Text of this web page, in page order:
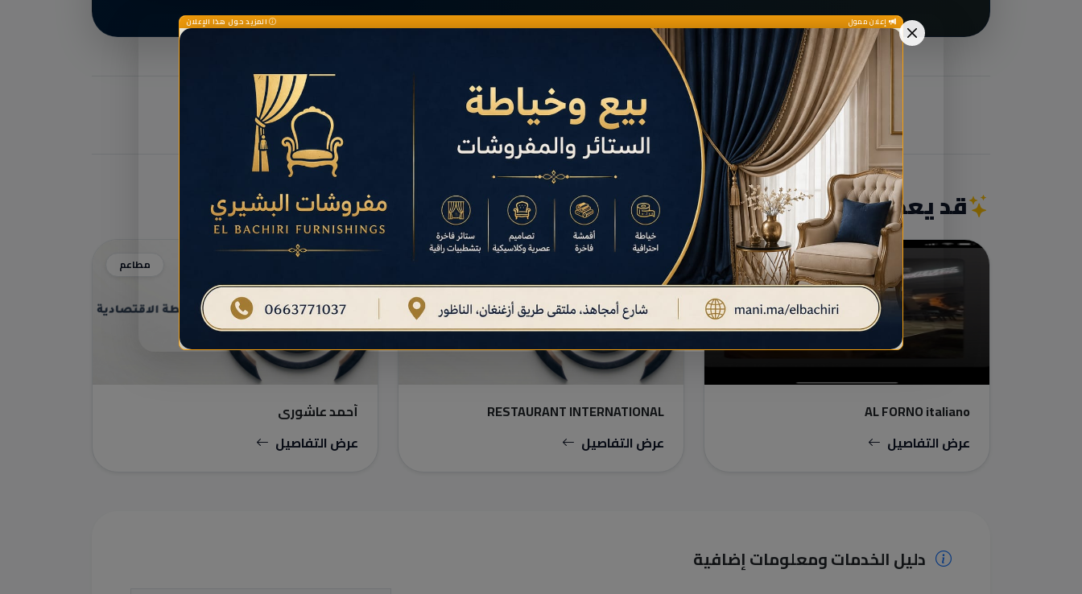
قد يعجبك أيضاً
مطاعم
AL FORNO italiano
عرض التفاصيل
RESTAURANT INTERNATIONAL
عرض التفاصيل
مطاعم
أحمد عاشوري
عرض التفاصيل
دليل الخدمات ومعلومات إضافية
إعلان ممول المزيد حول هذا الإعلان